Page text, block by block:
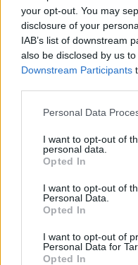
your opt-out. You may
disclosure of your
IAB’s list of downstream
also be disclosed by us
Downstream Participants
Please note that this
not limited to your visit or
grant or deny consent to
use your data for below
consent section.
Personal Data
I want to opt-out of
personal data.
Opted In
I want to opt-out of
Personal Data.
Opted In
I want to opt-out of
Personal Data for
Opted In
discussione
BREAKING NEWS